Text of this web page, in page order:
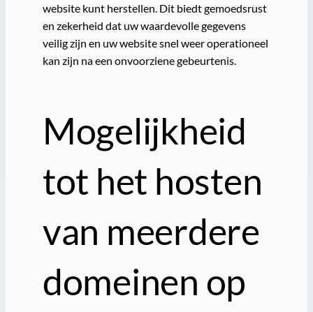
website kunt herstellen. Dit biedt gemoedsrust
en zekerheid dat uw waardevolle gegevens
veilig zijn en uw website snel weer operationeel
kan zijn na een onvoorziene gebeurtenis.
Mogelijkheid
tot het hosten
van meerdere
domeinen op